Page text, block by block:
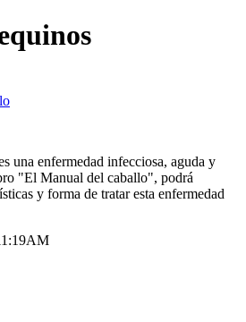
una enfermedad infecciosa, aguda y
"El Manual del caballo", podrá
y forma de tratar esta enfermedad